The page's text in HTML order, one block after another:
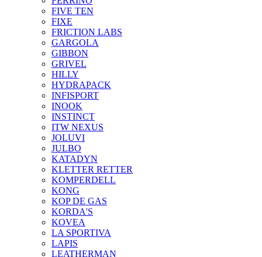
FIVE TEN
FIXE
FRICTION LABS
GARGOLA
GIBBON
GRIVEL
HILLY
HYDRAPACK
INFISPORT
INOOK
INSTINCT
ITW NEXUS
JOLUVI
JULBO
KATADYN
KLETTER RETTER
KOMPERDELL
KONG
KOP DE GAS
KORDA'S
KOVEA
LA SPORTIVA
LAPIS
LEATHERMAN